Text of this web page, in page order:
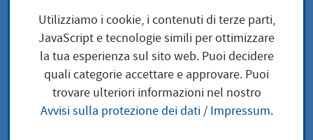
Tag der
Kinderbetreuung
Utilizziamo i cookie, i contenuti di terze parti,
JavaScript e tecnologie simili per ottimizzare
la tua esperienza sul sito web. Puoi decidere
quali categorie accettare e approvare. Puoi
trovare ulteriori informazioni nel nostro
Avvisi sulla protezione dei dati/ Impressum.